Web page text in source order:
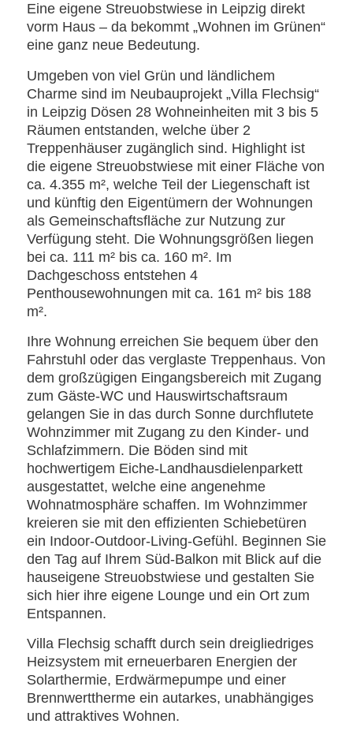
Eine eigene Streuobstwiese in Leipzig direkt
vorm Haus – da bekommt „Wohnen im Grünen“
eine ganz neue Bedeutung.
Umgeben von viel Grün und ländlichem
Charme sind im Neubauprojekt „Villa Flechsig“
in Leipzig Dösen 28 Wohneinheiten mit 3 bis 5
Räumen entstanden, welche über 2
Treppenhäuser zugänglich sind. Highlight ist
die eigene Streuobstwiese mit einer Fläche von
ca. 4.355 m², welche Teil der Liegenschaft ist
und künftig den Eigentümern der Wohnungen
als Gemeinschaftsfläche zur Nutzung zur
Verfügung steht. Die Wohnungsgrößen liegen
bei ca. 111 m² bis ca. 160 m². Im
Dachgeschoss entstehen 4
Penthousewohnungen mit ca. 161 m² bis 188
m².
Ihre Wohnung erreichen Sie bequem über den
Fahrstuhl oder das verglaste Treppenhaus. Von
dem großzügigen Eingangsbereich mit Zugang
zum Gäste-WC und Hauswirtschaftsraum
gelangen Sie in das durch Sonne durchflutete
Wohnzimmer mit Zugang zu den Kinder- und
Schlafzimmern. Die Böden sind mit
hochwertigem Eiche-Landhausdielenparkett
ausgestattet, welche eine angenehme
Wohnatmosphäre schaffen. Im Wohnzimmer
kreieren sie mit den effizienten Schiebetüren
ein Indoor-Outdoor-Living-Gefühl. Beginnen Sie
den Tag auf Ihrem Süd-Balkon mit Blick auf die
hauseigene Streuobstwiese und gestalten Sie
sich hier ihre eigene Lounge und ein Ort zum
Entspannen.
Villa Flechsig schafft durch sein dreigliedriges
Heizsystem mit erneuerbaren Energien der
Solarthermie, Erdwärmepumpe und einer
Brennwerttherme ein autarkes, unabhängiges
und attraktives Wohnen.